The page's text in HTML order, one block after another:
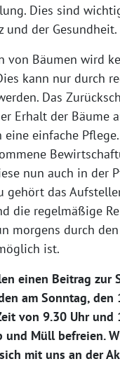
Dies sind
und der Gesundheit.
von Bäumen wird
kann nur durch
Das
Erhalt der Bäume
einfache
nun auch in der
gehört das
die regelmäßige
morgens durch
ist.
einen Beitrag zur
am Sonntag, den
von 9.30 Uhr und
und Müll befreien.
mit uns an der